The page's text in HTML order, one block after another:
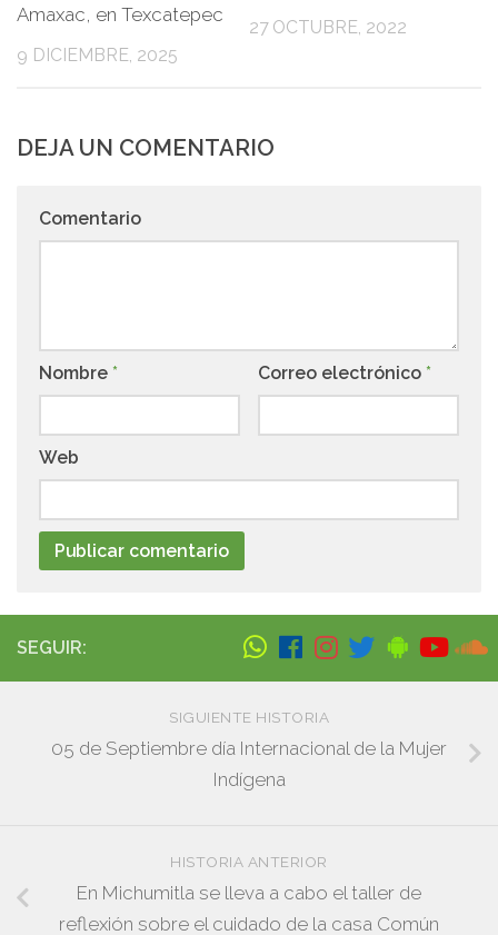
Amaxac, en Texcatepec
9 DICIEMBRE, 2025
27 OCTUBRE, 2022
DEJA UN COMENTARIO
Comentario
Nombre * Correo electrónico *
Web
SEGUIR:
SIGUIENTE HISTORIA
05 de Septiembre día Internacional de la Mujer
Indígena
HISTORIA ANTERIOR
En Michumitla se lleva a cabo el taller de
reflexión sobre el cuidado de la casa Común